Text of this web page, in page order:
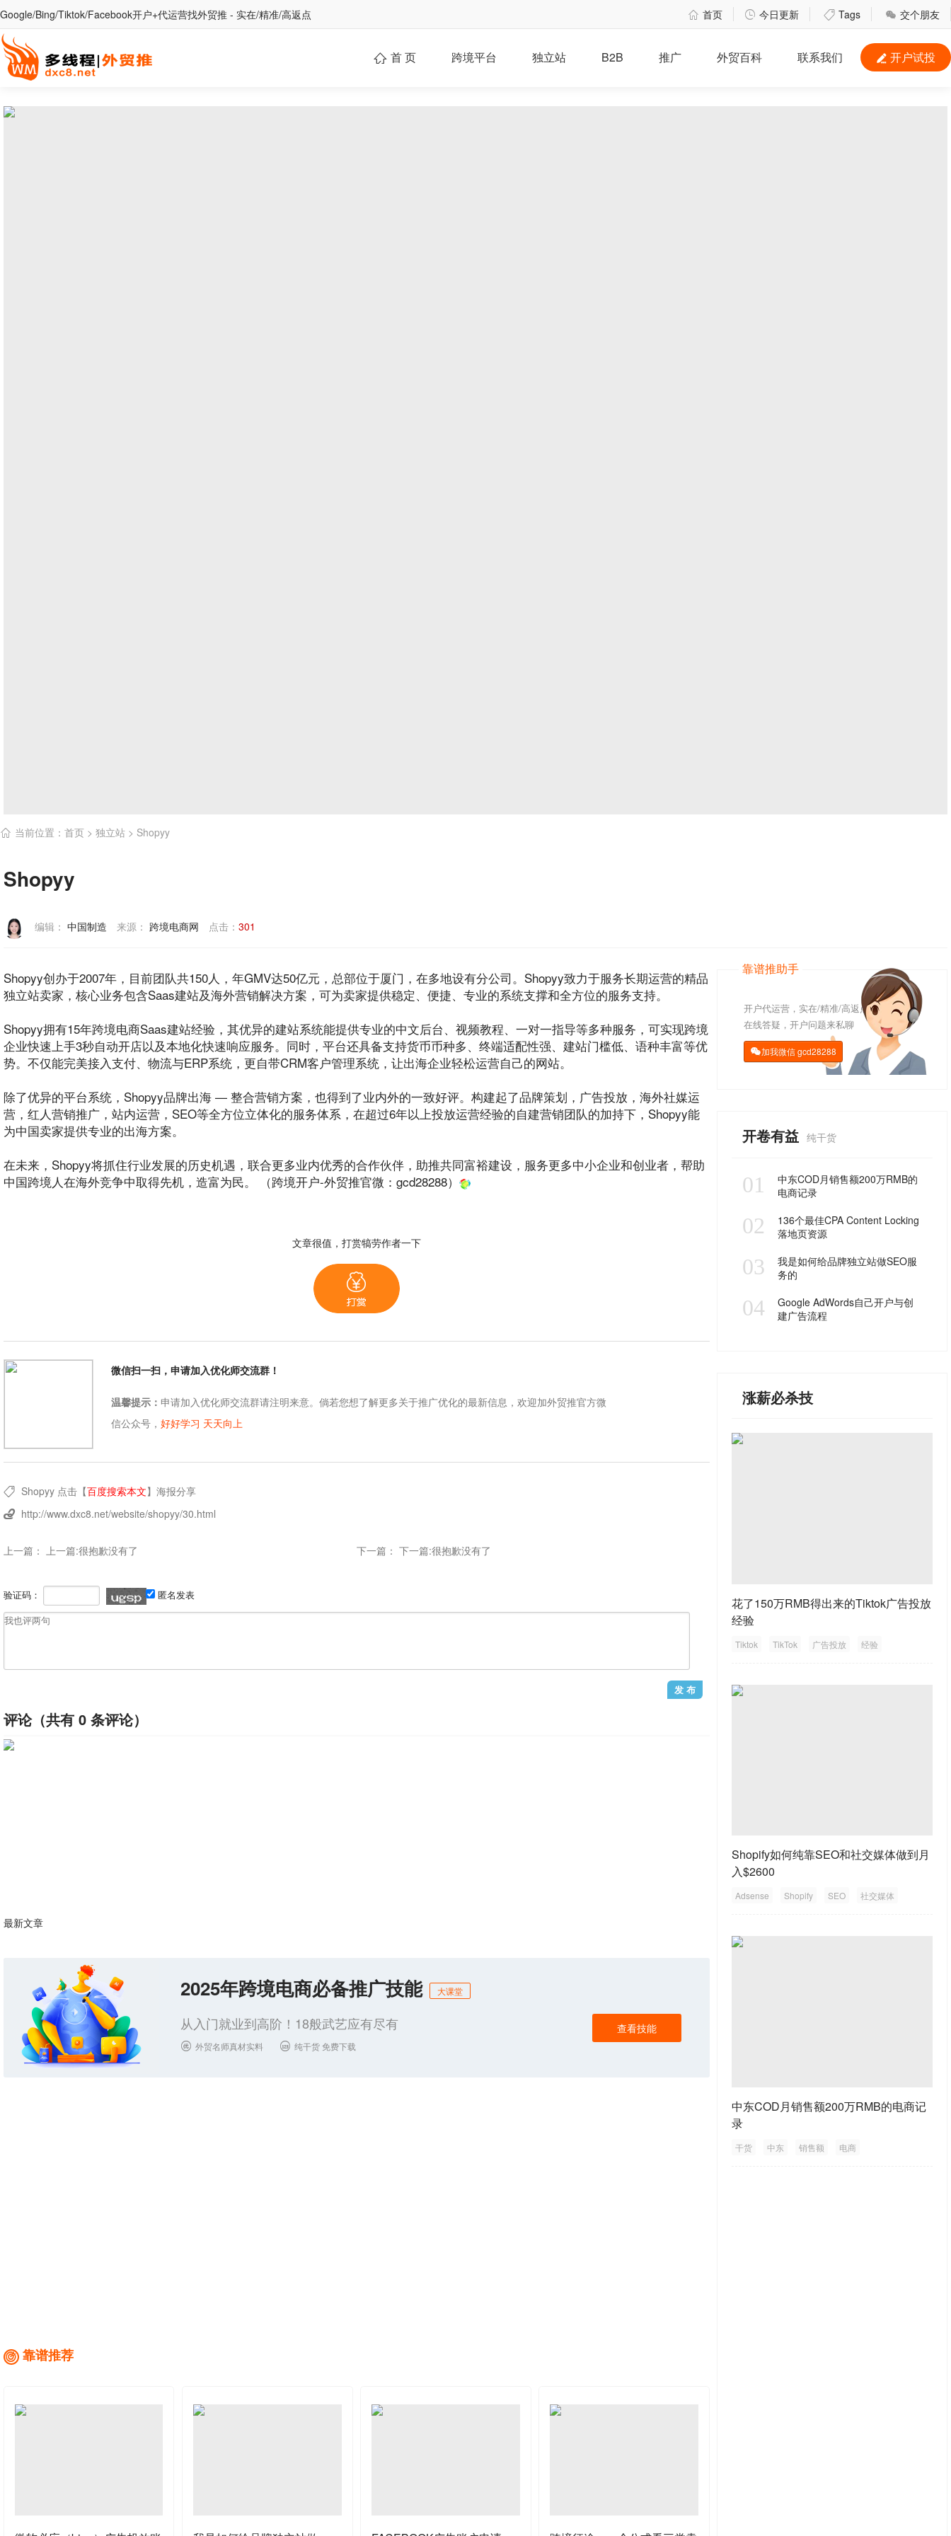
Google/Bing/Tiktok/Facebook开户+代运营找外贸推 - 实在/精准/高返点  首页  今日更新  Tags  交个朋友
 开户试投
 首 页 跨境平台 独立站 B2B 推广 外贸百科 联系我们
 当前位置： 首页 > 独立站 > Shopyy
Shopyy
编辑： 中国制造 来源： 跨境电商网 点击： 301
Shopyy创办于2007年，目前团队共150人，年GMV达50亿元，总部位于厦门，在多地设有分公司。Shopyy致力于服务长期运营的精品
独立站卖家，核心业务包含Saas建站及海外营销解决方案，可为卖家提供稳定、便捷、专业的系统支撑和全方位的服务支持。
Shopyy拥有15年跨境电商Saas建站经验 ，其优异的建站系统能提供专业的中文后台、视频教程、一对一指导等多种服务，可实现跨境
企业快速上手3秒自动开店以及本地化快速响应服务。同时，平台还具备支持货币币种多、终端适配性强、建站门槛低、语种丰富等优
势。不仅能完美接入支付、物流与ERP系统，更自带CRM客户管理系统，让出海企业轻松运营自己的网站。
除了优异的平台系统，Shopyy品牌出海 — 整合营销方案，也得到了业内外的一致好评。构建起了品牌策划， 广告投放，海外社媒运
营，红人营销推广，站内运营， SEO等全方位立体化的服务体系，在超过6年以上投放运营经验的自建营销团队的加持下，Shopyy能
为中国卖家提供专业的出海方案。
在未来，Shopyy将抓住行业发展的历史机遇，联合更多业内优秀的合作伙伴，助推共同富裕建设，服务更多中小企业和创业者，帮助
中国跨境人在海外竞争中取得先机，造富为民。
（跨境开户-外贸推官微： gcd28288）
文章很值，打赏犒劳作者一下
微信扫一扫，申请加入优化师交流群！
温馨提示： 申请加入优化师交流群请注明来意。倘若您想了解更多关于推广优化的最新信息，欢迎加外贸推官方微
信公众号， 好好学习 天天向上
 Shopyy点击【百度搜索本文】 海报分享
 http://www.dxc8.net/website/shopyy/30.html
上一篇： 上一篇:很抱歉没有了 下一篇： 下一篇:很抱歉没有了
验证码： 匿名发表
评论（共有 0 条评论）
最新文章
2025年跨境电商必备推广技能 大课堂
从入门就业到高阶！18般武艺应有尽有
 外贸名师真材实料  纯干货 免费下载
查看技能
 靠谱推荐
靠谱推助手
开户代运营，实在/精准/高返点
在线答疑，开户问题来私聊
加我微信gcd28288
开卷有益 纯干货
01
中东COD月销售额200万RMB的
电商记录
02
136个最佳CPA Content Locking
落地页资源
03
我是如何给品牌独立站做SEO服
务的
04
Google AdWords自己开户与创
建广告流程
涨薪必杀技
花了150万RMB得出来的Tiktok广告投放
经验
Tiktok TikTok 广告投放 经验
Shopify如何纯靠SEO和社交媒体做到月
入$2600
Adsense Shopify SEO
社交媒体
中东COD月销售额200万RMB的电商记
录
干货 中东 销售额 电商